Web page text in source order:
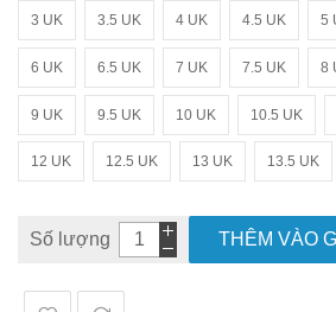
3 UK 3.5 UK 4 UK 4.5 UK 5
6 UK 6.5 UK 7 UK 7.5 UK 8
9 UK 9.5 UK 10 UK 10.5 UK
12 UK 12.5 UK 13 UK 13.5 UK
Số lượng THÊM VÀO